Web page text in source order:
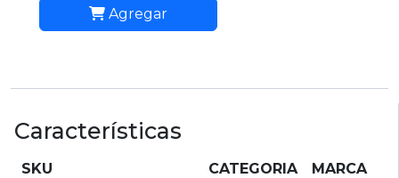
Agregar
Características
SKU
CATEGORIA
MARCA